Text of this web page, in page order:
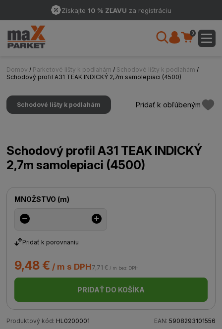
Získajte 10 % ZĽAVU za registráciu
0
Domov / Parketové lišty k podlahám / Schodové lišty k podlahám /
Schodový profil A31 TEAK INDICKÝ 2,7m samolepiaci (4500)
Schodové lišty k podlahám Pridať k obľúbeným
Schodový profil A31 TEAK INDICKÝ
2,7m samolepiaci (4500)
MNOŽSTVO (m)
Pridať k porovnaniu
9,48 € / m s DPH7,71 € / m bez DPH
PRIDAŤ DO KOŠÍKA
Produktový kód: HL0200001 EAN: 5908293101556